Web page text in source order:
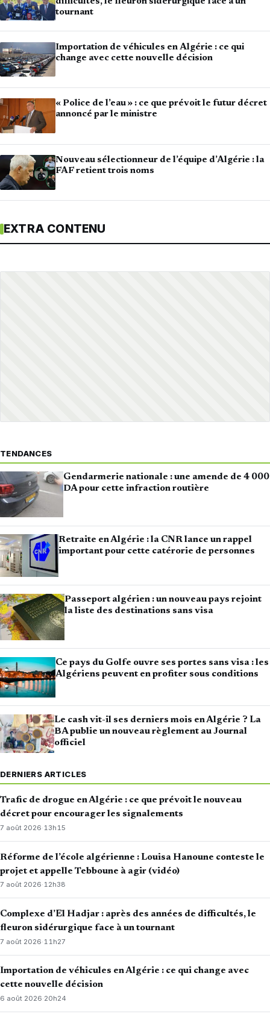
tournant
Importation de véhicules en Algérie : ce qui
change avec cette nouvelle décision
« Police de l’eau » : ce que prévoit le futur décret
annoncé par le ministre
Nouveau sélectionneur de l’équipe d’Algérie : la
FAF retient trois noms
EXTRA CONTENU
TENDANCES
Gendarmerie nationale : une amende de 4 000
DA pour cette infraction routière
Retraite en Algérie : la CNR lance un rappel
important pour cette catérorie de personnes
Passeport algérien : un nouveau pays rejoint
la liste des destinations sans visa
Ce pays du Golfe ouvre ses portes sans visa : les
Algériens peuvent en profiter sous conditions
Le cash vit-il ses derniers mois en Algérie ? La
BA publie un nouveau règlement au Journal
officiel
DERNIERS ARTICLES
Trafic de drogue en Algérie : ce que prévoit le nouveau
décret pour encourager les signalements
7 août 2026·13h15
Réforme de l’école algérienne : Louisa Hanoune conteste le
projet et appelle Tebboune à agir (vidéo)
7 août 2026·12h38
Complexe d’El Hadjar : après des années de difficultés, le
fleuron sidérurgique face à un tournant
7 août 2026· 11h27
Importation de véhicules en Algérie : ce qui change avec
cette nouvelle décision
6 août 2026·20h24